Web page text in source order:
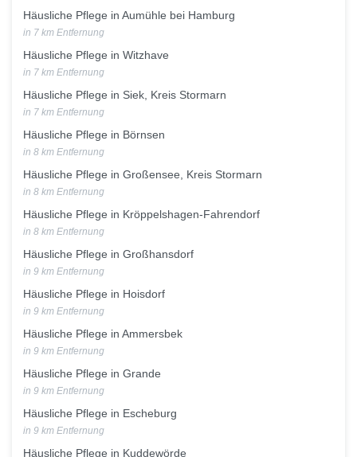
Häusliche Pflege in Aumühle bei Hamburg
in 7 km Entfernung
Häusliche Pflege in Witzhave
in 7 km Entfernung
Häusliche Pflege in Siek, Kreis Stormarn
in 7 km Entfernung
Häusliche Pflege in Börnsen
in 8 km Entfernung
Häusliche Pflege in Großensee, Kreis Stormarn
in 8 km Entfernung
Häusliche Pflege in Kröppelshagen-Fahrendorf
in 8 km Entfernung
Häusliche Pflege in Großhansdorf
in 9 km Entfernung
Häusliche Pflege in Hoisdorf
in 9 km Entfernung
Häusliche Pflege in Ammersbek
in 9 km Entfernung
Häusliche Pflege in Grande
in 9 km Entfernung
Häusliche Pflege in Escheburg
in 9 km Entfernung
Häusliche Pflege in Kuddewörde